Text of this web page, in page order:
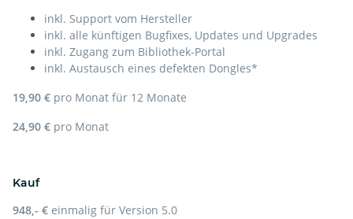
inkl. Support vom Hersteller
inkl. alle künftigen Bugfixes, Updates und Upgrades
inkl. Zugang zum Bibliothek-Portal
inkl. Austausch eines defekten Dongles*
19,90 € pro Monat für 12 Monate
24,90 € pro Monat
Kauf
948,- € einmalig für Version 5.0